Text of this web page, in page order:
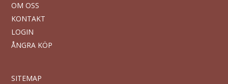
OM OSS
KONTAKT
LOGIN
ÅNGRA KÖP
SITEMAP